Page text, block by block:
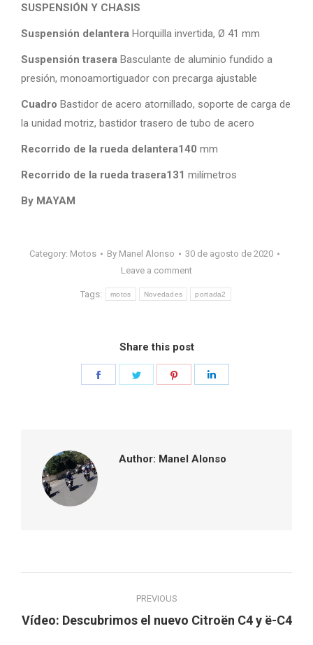
SUSPENSIÓN Y CHASIS
Suspensión delantera Horquilla invertida, Ø 41 mm
Suspensión trasera Basculante de aluminio fundido a
presión, monoamortiguador con precarga ajustable
Cuadro Bastidor de acero atornillado, soporte de carga de
la unidad motriz, bastidor trasero de tubo de acero
Recorrido de la rueda delantera140 mm
Recorrido de la rueda trasera131 milímetros
By MAYAM
Category: Motos By Manel Alonso
30 de agosto de 2020
Leave a comment
Tags: motos Novedades portada2
Share this post
Author: Manel Alonso
navigation
PREVIOUS
Previous
Vídeo: Descubrimos el nuevo Citroën C4 y ë-C4